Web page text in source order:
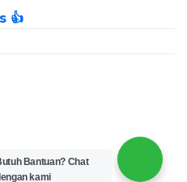
👍
Bantuan? Chat
kami